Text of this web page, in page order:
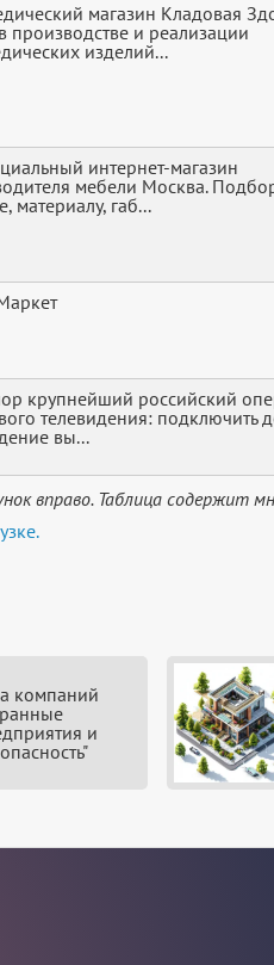
магазин Кладовая
производстве и реализации
изделий...
интернет-магазин
мебели Москва.
материалу, габ...
крупнейший российский
телевидения: подключить
вы...
вправо. Таблица содержит
компаний
и